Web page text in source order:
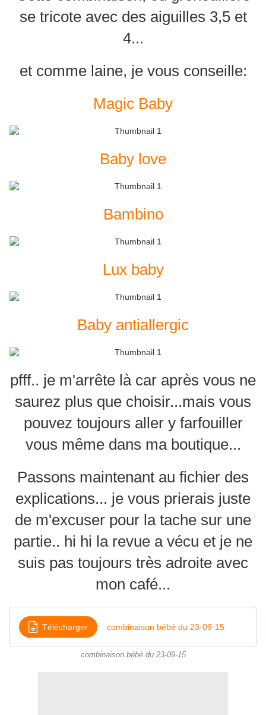
se tricote avec des aiguilles 3,5 et
4...
et comme laine, je vous conseille:
Magic Baby
Baby love
Bambino
Lux baby
Baby antiallergic
pfff.. je m'arrête là car après vous ne
saurez plus que choisir...mais vous
pouvez toujours aller y farfouiller
vous même dans ma boutique...
Passons maintenant au fichier des
explications... je vous prierais juste
de m'excuser pour la tache sur une
partie.. hi hi la revue a vécu et je ne
suis pas toujours très adroite avec
mon café...
Télécharger combinaison bébé du 23-09-15
combinaison bébé du 23-09-15